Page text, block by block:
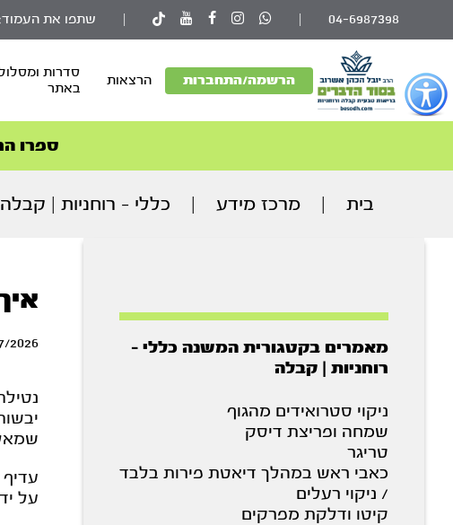
כפתור
לפתיחת
תפריט
נגישות
04-6987398 שתפו את העמוד:
הרשמה/התחברות הרצאות
סדרות
באתר
ספרו
בית מרכז מידע כללי - רוחניות | קבלה
מאמרים בקטגורית המשנה כללי -
רוחניות | קבלה
ניקוי סטרואידים מהגוף
שמחה ופריצת דיסק
טריגר
כאבי ראש במהלך דיאטת פירות בלבד
/ ניקוי רעלים
קיטו ודלקת מפרקים
30/07/2026 -
על